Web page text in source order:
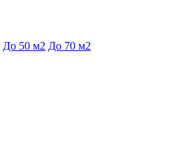
До 50 м2 До 70 м2